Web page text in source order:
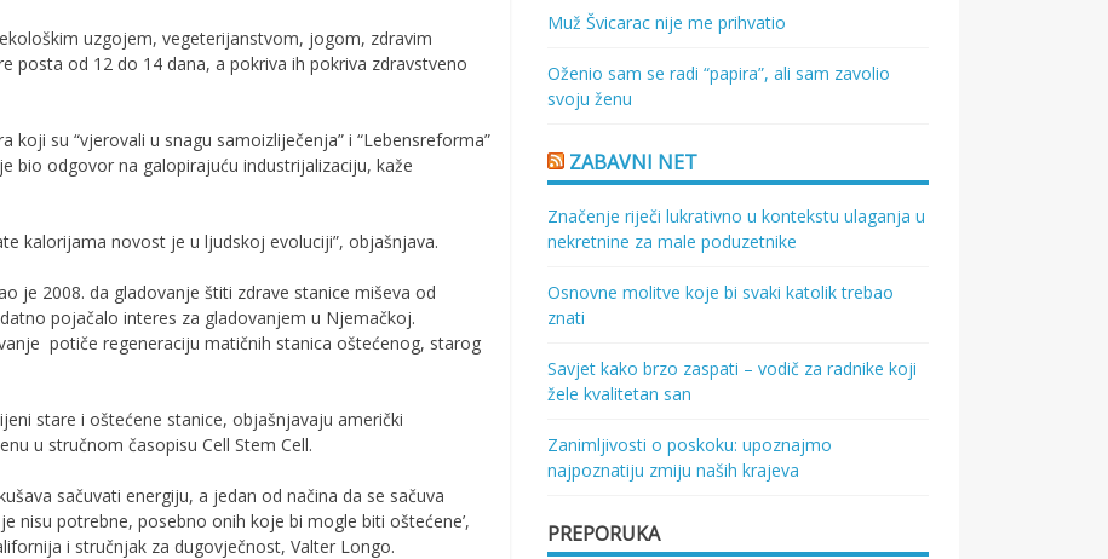
uzgojem, vegeterijanstvom, jogom, zdravim
posta od 12 do 14 dana, a pokriva ih pokriva zdravstveno
su “vjerovali u snagu samoizliječenja” i “Lebensreforma”
bio odgovor na galopirajuću industrijalizaciju, kaže
kalorijama novost je u ljudskoj evoluciji”, objašnjava.
je 2008. da gladovanje štiti zdrave stanice miševa od
pojačalo interes za gladovanjem u Njemačkoj.
potiče regeneraciju matičnih stanica oštećenog, starog
stare i oštećene stanice, objašnjavaju američki
u stručnom časopisu Cell Stem Cell.
sačuvati energiju, a jedan od načina da se sačuva
nisu potrebne, posebno onih koje bi mogle biti oštećene’,
i stručnjak za dugovječnost, Valter Longo.
Muž Švicarac nije me prihvatio
Oženio sam se radi “papira”, ali sam zavolio
svoju ženu
ZABAVNI NET
Značenje riječi lukrativno u kontekstu ulaganja u
nekretnine za male poduzetnike
Osnovne molitve koje bi svaki katolik trebao
znati
Savjet kako brzo zaspati – vodič za radnike koji
žele kvalitetan san
Zanimljivosti o poskoku: upoznajmo
najpoznatiju zmiju naših krajeva
PREPORUKA